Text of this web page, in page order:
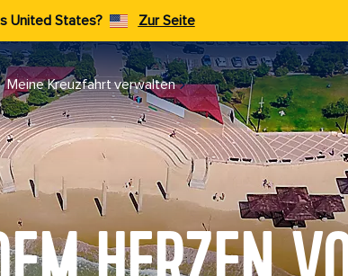
United States? Zur Seite
Meine Kreuzfahrt verwalten